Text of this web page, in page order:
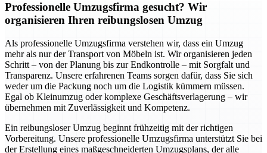
Professionelle Umzugsfirma gesucht? Wir
organisieren Ihren reibungslosen Umzug
Als professionelle Umzugsfirma verstehen wir, dass ein Umzug
mehr als nur der Transport von Möbeln ist. Wir organisieren jeden
Schritt – von der Planung bis zur Endkontrolle – mit Sorgfalt und
Transparenz. Unsere erfahrenen Teams sorgen dafür, dass Sie sich
weder um die Packung noch um die Logistik kümmern müssen.
Egal ob Kleinumzug oder komplexe Geschäftsverlagerung – wir
übernehmen mit Zuverlässigkeit und Kompetenz.
Ein reibungsloser Umzug beginnt frühzeitig mit der richtigen
Vorbereitung. Unsere professionelle Umzugsfirma unterstützt Sie bei
der Erstellung eines maßgeschneiderten Umzugsplans, der alle